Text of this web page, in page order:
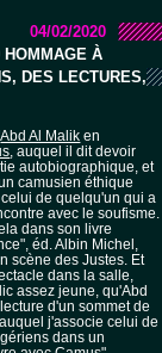
04/02/2020
À
DES LECTURES,
Abd Al Malik en
, auquel il dit devoir
autobiographique, et
camusien éthique
de quelqu'un qui a
avec le soufisme.
dans son livre
éd. Albin Michel,
scène des Justes. Et
dans la salle,
assez jeune, qu'Abd
d'un sommet de
j'associe celui de
dans un